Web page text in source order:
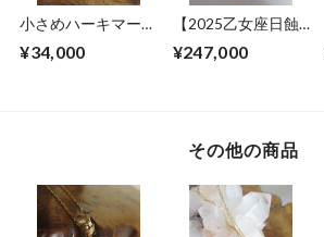
小さめハーキマーダ
ペンダントトップ
¥34,000
【2025乙女座日蝕
り】パキスタン産ニ
¥247,000
その他の商品